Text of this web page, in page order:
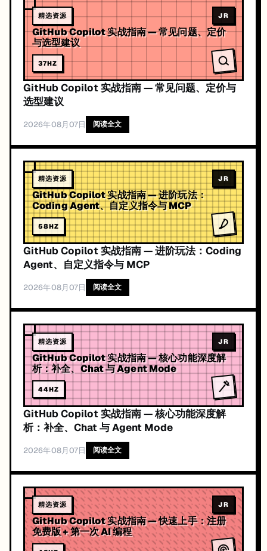
精选资源 JR
GitHub Copilot 实战指南 — 常见问题、定价
与选型建议
37HZ
GitHub Copilot 实战指南 — 常见问题、定价与
选型建议
2026年08月07日 阅读全文
精选资源 JR
GitHub Copilot 实战指南 — 进阶玩法：
Coding Agent、自定义指令与 MCP
58HZ
GitHub Copilot 实战指南 — 进阶玩法：Coding
Agent、自定义指令与 MCP
2026年08月07日 阅读全文
精选资源 JR
GitHub Copilot 实战指南 — 核心功能深度解
析：补全、Chat 与 Agent Mode
44HZ
GitHub Copilot 实战指南 — 核心功能深度解
析：补全、Chat 与 Agent Mode
2026年08月07日 阅读全文
精选资源 JR
GitHub Copilot 实战指南 — 快速上手：注册
免费版 + 第一次 AI 编程